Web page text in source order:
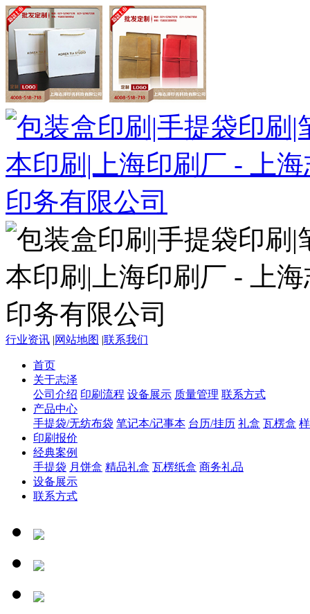
行业资讯 |网站地图 |联系我们
首页
关于志泽
公司介绍 印刷流程 设备展示 质量管理 联系方式
产品中心
手提袋/无纺布袋 笔记本/记事本 台历/挂历 礼盒 瓦楞盒
印刷报价
经典案例
手提袋 月饼盒 精品礼盒 瓦楞纸盒 商务礼品
设备展示
联系方式